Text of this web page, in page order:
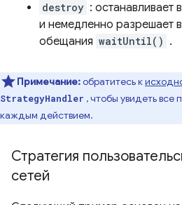
destroy : останавливает
и немедленно разрешает
обещания waitUntil() .
Примечание:обратитесь к
StrategyHandler , чтобы увидеть
каждым действием.
Стратегия
сетей